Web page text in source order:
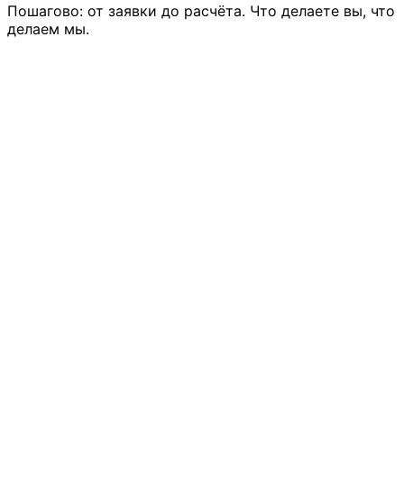
Пошагово: от заявки до расчёта. Что делаете вы, что
делаем мы.